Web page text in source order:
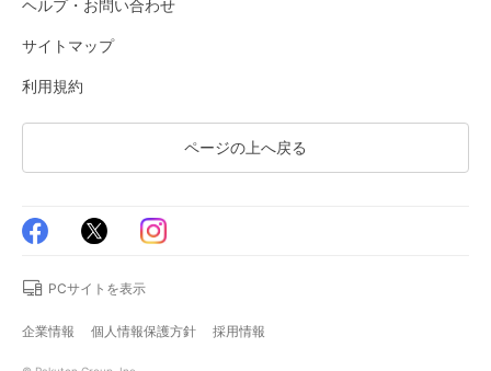
ヘルプ・お問い合わせ
サイトマップ
利用規約
ページの上へ戻る
PCサイトを表示
企業情報 個人情報保護方針 採用情報